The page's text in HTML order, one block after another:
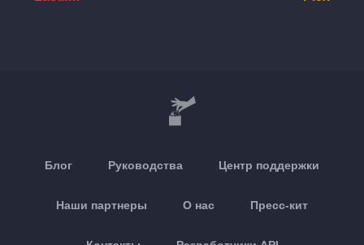
Блог Руководства Центр поддержки
Наши партнеры О нас Пресс-кит